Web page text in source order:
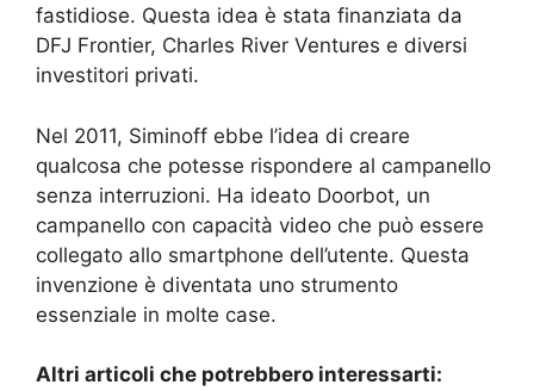
fastidiose. Questa idea è stata finanziata da
DFJ Frontier, Charles River Ventures e diversi
investitori privati.
Nel 2011, Siminoff ebbe l’idea di creare
qualcosa che potesse rispondere al campanello
senza interruzioni. Ha ideato Doorbot, un
campanello con capacità video che può essere
collegato allo smartphone dell’utente. Questa
invenzione è diventata uno strumento
essenziale in molte case.
Altri articoli che potrebbero interessarti: